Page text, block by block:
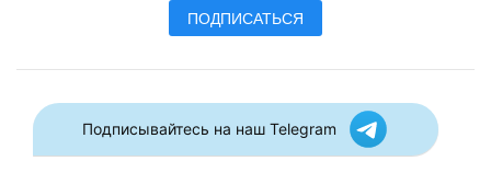
ПОДПИСАТЬСЯ
Подписывайтесь на наш Telegram